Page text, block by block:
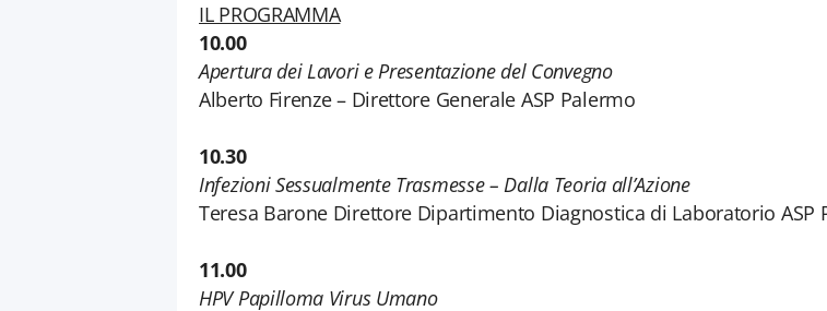
IL PROGRAMMA
10.00
Apertura dei Lavori e Presentazione del Convegno
Alberto Firenze – Direttore Generale ASP Palermo
10.30
Infezioni Sessualmente Trasmesse – Dalla Teoria all’Azione
Teresa Barone Direttore Dipartimento Diagnostica di Laboratorio ASP
11.00
HPV Papilloma Virus Umano